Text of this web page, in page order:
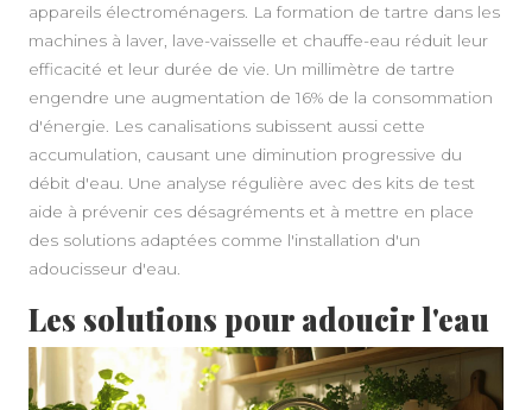
appareils électroménagers. La formation de tartre dans les
machines à laver, lave-vaisselle et chauffe-eau réduit leur
efficacité et leur durée de vie. Un millimètre de tartre
engendre une augmentation de 16% de la consommation
d'énergie. Les canalisations subissent aussi cette
accumulation, causant une diminution progressive du
débit d'eau. Une analyse régulière avec des kits de test
aide à prévenir ces désagréments et à mettre en place
des solutions adaptées comme l'installation d'un
adoucisseur d'eau.
Les solutions pour adoucir l'eau